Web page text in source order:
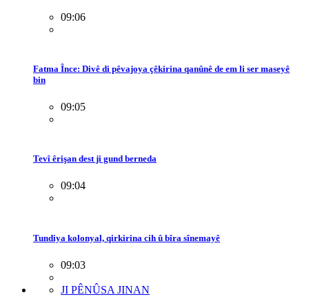
09:06
Fatma Înce: Divê di pêvajoya çêkirina qanûnê de em li ser maseyê
bin
09:05
Tevî êrişan dest ji gund berneda
09:04
Tundiya kolonyal, qirkirina cih û bîra sînemayê
09:03
JI PÊNÛSA JINAN